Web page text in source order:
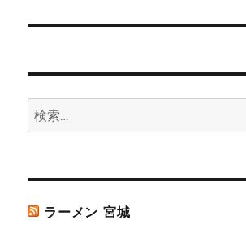
ー
ン
投
検
索:
ラーメン 宮城